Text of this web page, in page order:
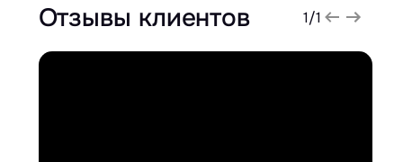
Отзывы клиентов 1/1